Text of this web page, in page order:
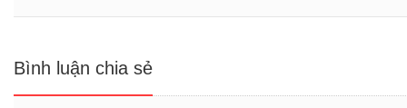
Bình luận chia sẻ